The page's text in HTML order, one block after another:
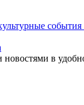
области"
тротуары и
новостями в